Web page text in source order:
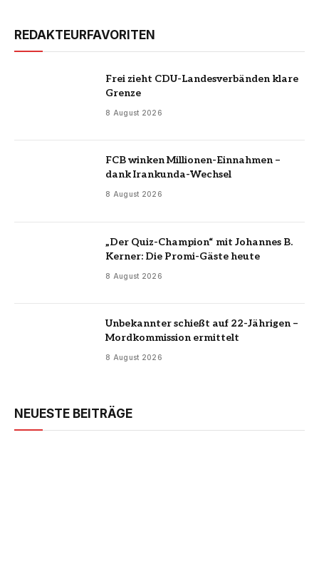
REDAKTEURFAVORITEN
Frei zieht CDU-Landesverbänden klare
Grenze
8 August 2026
FCB winken Millionen-Einnahmen –
dank Irankunda-Wechsel
8 August 2026
„Der Quiz-Champion“ mit Johannes B.
Kerner: Die Promi-Gäste heute
8 August 2026
Unbekannter schießt auf 22-Jährigen –
Mordkommission ermittelt
8 August 2026
NEUESTE BEITRÄGE